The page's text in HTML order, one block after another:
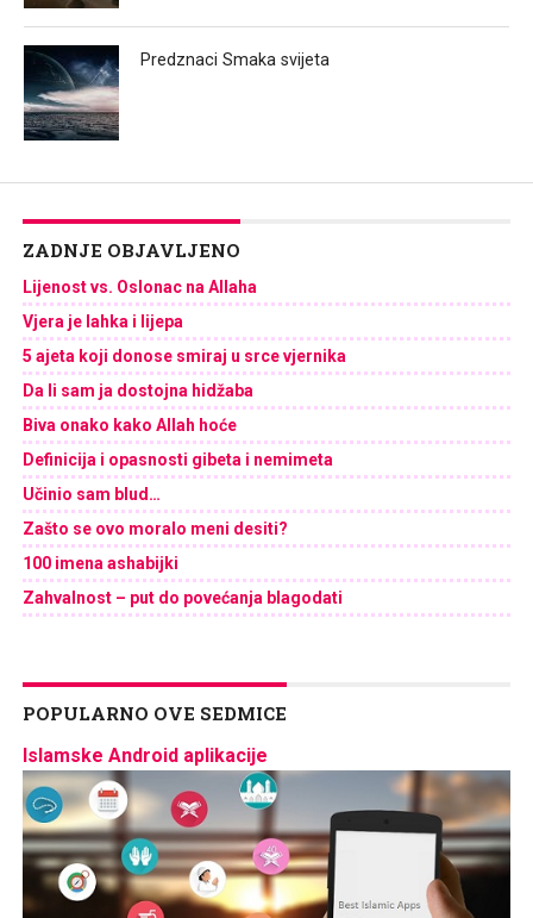
Predznaci Smaka svijeta
ZADNJE OBJAVLJENO
Lijenost vs. Oslonac na Allaha
Vjera je lahka i lijepa
5 ajeta koji donose smiraj u srce vjernika
Da li sam ja dostojna hidžaba
Biva onako kako Allah hoće
Definicija i opasnosti gibeta i nemimeta
Učinio sam blud…
Zašto se ovo moralo meni desiti?
100 imena ashabijki
Zahvalnost – put do povećanja blagodati
POPULARNO OVE SEDMICE
Islamske Android aplikacije